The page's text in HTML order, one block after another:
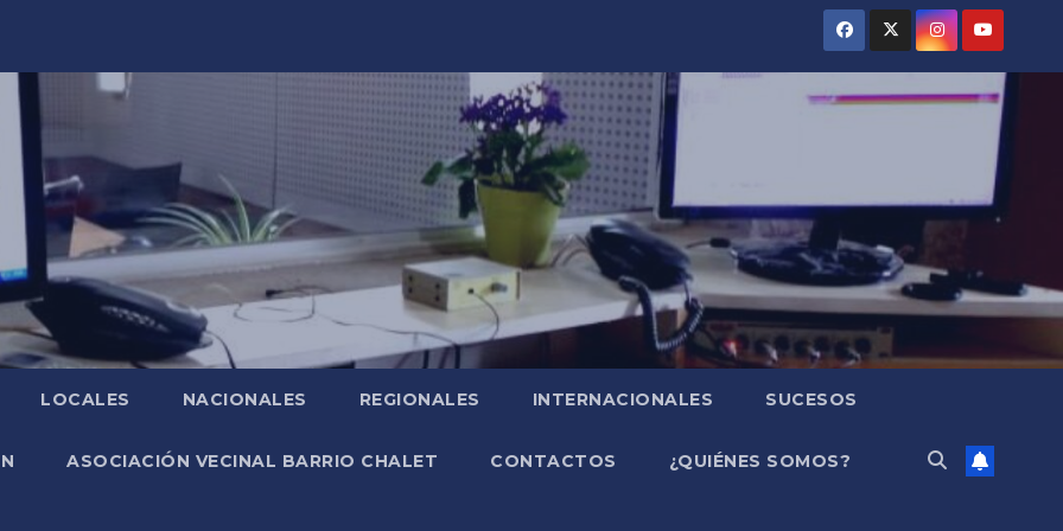
LOCALES NACIONALES REGIONALES INTERNACIONALES SUCESOS
ASOCIACIÓN VECINAL BARRIO CHALET CONTACTOS ¿QUIÉNES SOMOS?